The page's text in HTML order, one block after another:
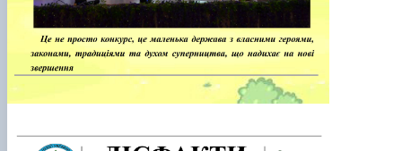
- 24.05.2024 р.), випускник 1999 року.
МУЗИЧЕНКО Костянтин Вікторович
(18.02.1993 – 13.02.2023 р.), випускник 2021
рок…
ОБЛОМЕЙ Семен Олександрович
- 21.06.2022 р.), студент 3-го курсу 20…
- 24.08.2022 р.), випускник 2011 року.